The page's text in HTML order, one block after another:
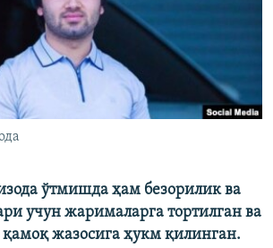
ўтмишда ҳам безорилик ва
учун жарималарга тортилган ва
қамоқ жазосига ҳукм қилинган.